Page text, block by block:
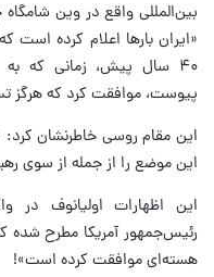
بین‌المللی واقع در وین
«ایران بارها اعلام کرده
۴۰ سال پیش، زمانی که
پیوست، موافقت کرد که هرگز
این مقام روسی خاطرنشان کرد:
این موضع را از جمله از سوی
این اظهارات اولیانوف در
رئیس‌جمهور آمریکا مطرح شده
هسته‌ای موافقت کرده است»!